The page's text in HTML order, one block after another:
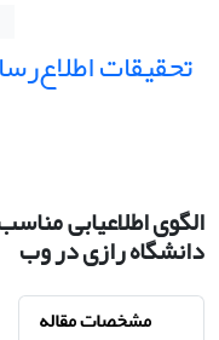
تحقیقات
الگوی اطلاع⁮یابی
دانشگاه رازی در وب
مشخصات مقاله